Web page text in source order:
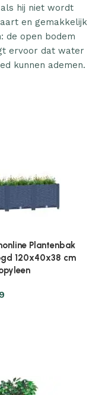
hij niet wordt
en gemakkelijk
de open bodem
ervoor dat water
kunnen ademen.
Plantenbak
120x40x71 cm